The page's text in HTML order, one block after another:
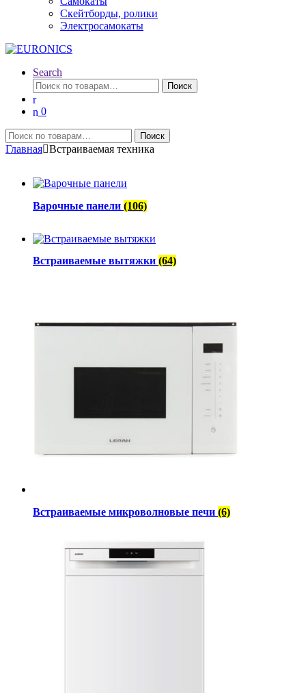
Скейтборды, ролики
Электросамокаты
Search
Искать:
Поиск
0
Искать:
Поиск
Главная Встраиваемая техника
Варочные панели (106)
Встраиваемые вытяжки (64)
Встраиваемые микроволновые печи (6)